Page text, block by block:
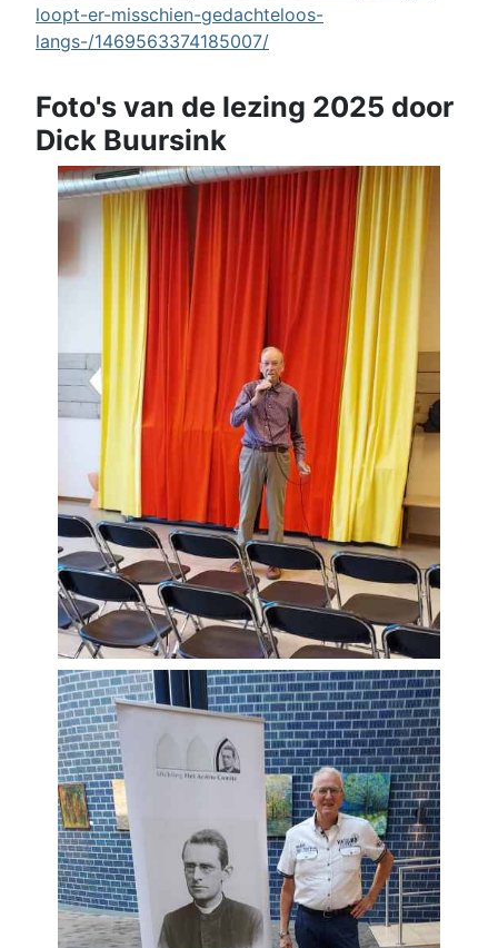
loopt-er-misschien-gedachteloos-
langs-/1469563374185007/
Foto's van de lezing 2025 door
Dick Buursink